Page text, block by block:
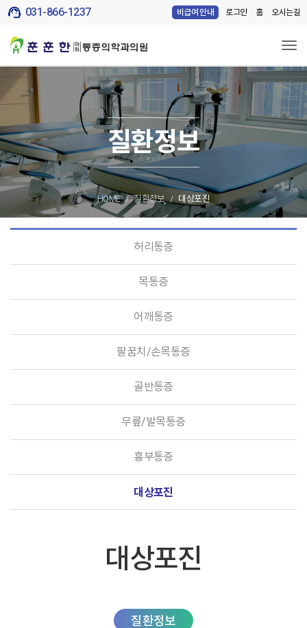
support_agent 031-866-1237 로그인 홈 오시는길
비급여 안내
질환정보
HOME 질환정보 대상포진
허리통증
목통증
어깨통증
팔꿈치/손목통증
골반통증
무릎/발목통증
흉부통증
대상포진
대상포진